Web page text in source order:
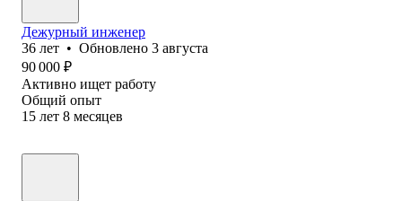
Дежурный инженер
36 лет • Обновлено 3 августа
90 000 ₽
Активно ищет работу
Общий опыт
15 лет 8 месяцев